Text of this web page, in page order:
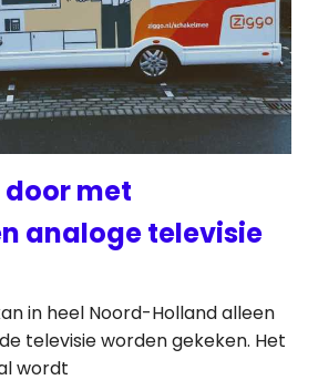
met
analoge televisie
in heel Noord-Holland alleen
televisie worden gekeken. Het
wordt